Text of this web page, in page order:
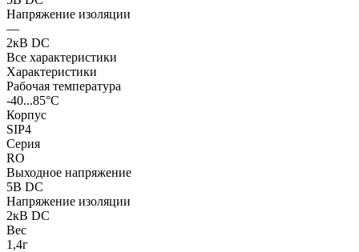
Напряжение изоляции
—
2кВ DC
Все характеристики
Характеристики
Рабочая температура
-40...85°C
Корпус
SIP4
Серия
RO
Выходное напряжение
5В DC
Напряжение изоляции
2кВ DC
Вес
1,4г